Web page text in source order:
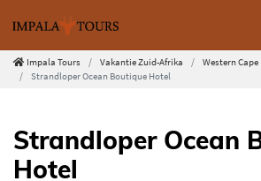
Impala Tours Vakantie Zuid-Afrika Western Cape
Strandloper Ocean Boutique Hotel
Strandloper Ocean
Hotel